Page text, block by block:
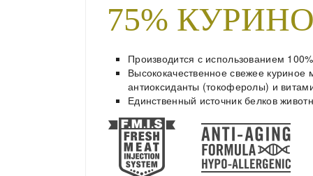
75%
Производится с использованием
Высококачественное свежее куриное
антиоксиданты (токоферолы) и
Единственный источник белков